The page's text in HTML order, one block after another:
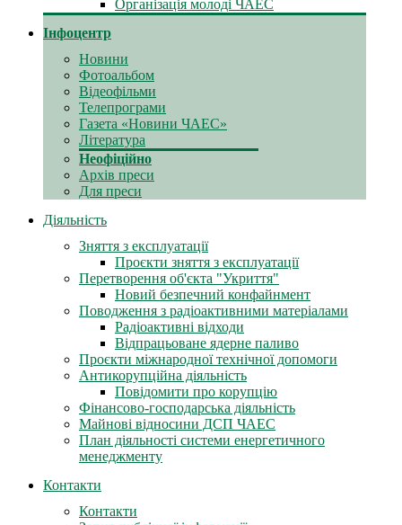
Організація молоді ЧАЕС
Інфоцентр
Новини
Фотоальбом
Відеофільми
Телепрограми
Газета «Новини ЧАЕС»
Література
Неофіційно
Архів преси
Для преси
Діяльність
Зняття з експлуатації
Проєкти зняття з експлуатації
Перетворення об'єкта "Укриття"
Новий безпечний конфайнмент
Поводження з радіоактивними матеріалами
Радіоактивні відходи
Відпрацьоване ядерне паливо
Проєкти міжнародної технічної допомоги
Антикорупційна діяльність
Повідомити про корупцію
Фінансово-господарська діяльність
Майнові відносини ДСП ЧАЕС
План діяльності системи енергетичного
менеджменту
Контакти
Контакти